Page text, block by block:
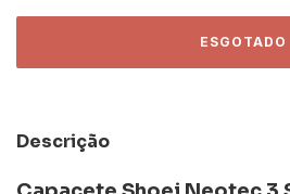
Descrição